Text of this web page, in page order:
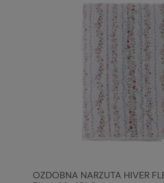
OZDOBNA NARZUTA HIVER